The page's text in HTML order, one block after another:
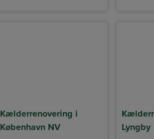
Kælderrenovering i
København NV
Lyngby